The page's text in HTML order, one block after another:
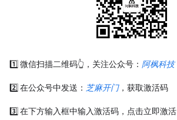
1️⃣ 微信扫描二维码👆，关注公众号： 阿枫科技
2️⃣ 在公众号中发送： 芝麻开门，获取激活码
3️⃣ 在下方输入框中输入激活码，点击立即激活